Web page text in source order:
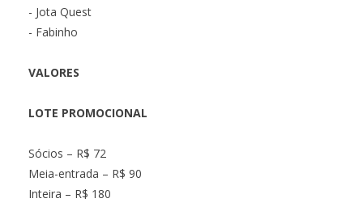
- Jota Quest
- Fabinho
VALORES
LOTE PROMOCIONAL
Sócios – R$ 72
Meia-entrada – R$ 90
Inteira – R$ 180